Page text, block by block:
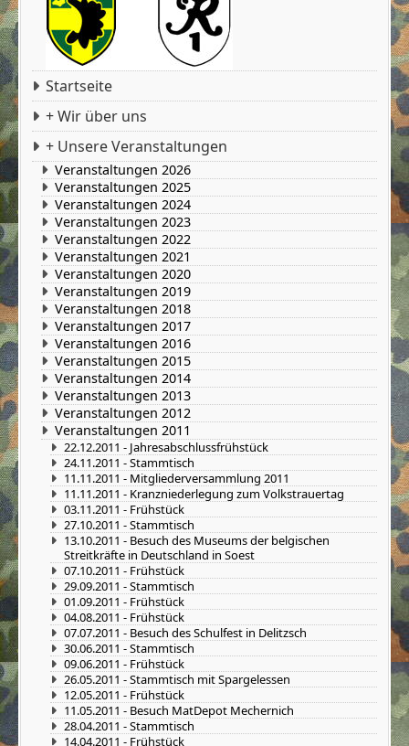
Startseite
+ Wir über uns
+ Unsere Veranstaltungen
Veranstaltungen 2026
Veranstaltungen 2025
Veranstaltungen 2024
Veranstaltungen 2023
Veranstaltungen 2022
Veranstaltungen 2021
Veranstaltungen 2020
Veranstaltungen 2019
Veranstaltungen 2018
Veranstaltungen 2017
Veranstaltungen 2016
Veranstaltungen 2015
Veranstaltungen 2014
Veranstaltungen 2013
Veranstaltungen 2012
Veranstaltungen 2011
22.12.2011 - Jahresabschlussfrühstück
24.11.2011 - Stammtisch
11.11.2011 - Mitgliederversammlung 2011
11.11.2011 - Kranzniederlegung zum Volkstrauertag
03.11.2011 - Frühstück
27.10.2011 - Stammtisch
13.10.2011 - Besuch des Museums der belgischen
Streitkräfte in Deutschland in Soest
07.10.2011 - Frühstück
29.09.2011 - Stammtisch
01.09.2011 - Frühstück
04.08.2011 - Frühstück
07.07.2011 - Besuch des Schulfest in Delitzsch
30.06.2011 - Stammtisch
09.06.2011 - Frühstück
26.05.2011 - Stammtisch mit Spargelessen
12.05.2011 - Frühstück
11.05.2011 - Besuch MatDepot Mechernich
28.04.2011 - Stammtisch
14.04.2011 - Frühstück